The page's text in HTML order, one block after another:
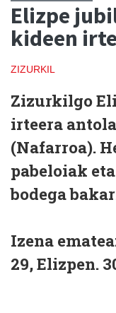
Elizpe
kideen
ZIZURKIL
Zizurkilgo
irteera
(Nafarroa).
pabeloiak
bodega
Izena
29, Elizpen.